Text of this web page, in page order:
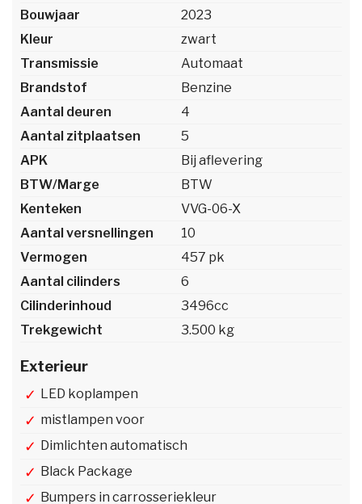
Bouwjaar
2023
Kleur
zwart
Transmissie
Automaat
Brandstof
Benzine
Aantal deuren
4
Aantal zitplaatsen
5
APK
Bij aflevering
BTW/Marge
BTW
Kenteken
VVG-06-X
Aantal versnellingen
10
Vermogen
457 pk
Aantal cilinders
6
Cilinderinhoud
3496cc
Trekgewicht
3.500 kg
Exterieur
LED koplampen
mistlampen voor
Dimlichten automatisch
Black Package
Bumpers in carrosseriekleur